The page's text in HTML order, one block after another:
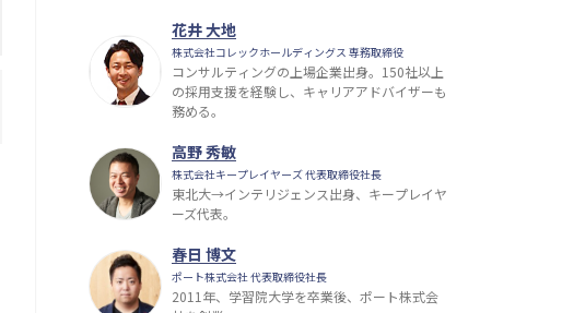
花井 大地
株式会社コレックホールディングス 専務取締役
コンサルティングの上場企業出身。150社以上
の採用支援を経験し、キャリアアドバイザーも
務める。
高野 秀敏
株式会社キープレイヤーズ 代表取締役社長
東北大→インテリジェンス出身、キープレイヤ
ーズ代表。
春日 博文
ポート株式会社 代表取締役社長
2011年、学習院大学を卒業後、ポート株式会